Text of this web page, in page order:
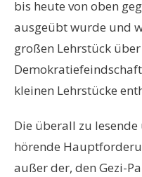
bis heute von oben
ausgeübt wurde und
großen Lehrstück
kleinen Lehrstücke
Die überall zu
hörende
außer der, den Gezi-